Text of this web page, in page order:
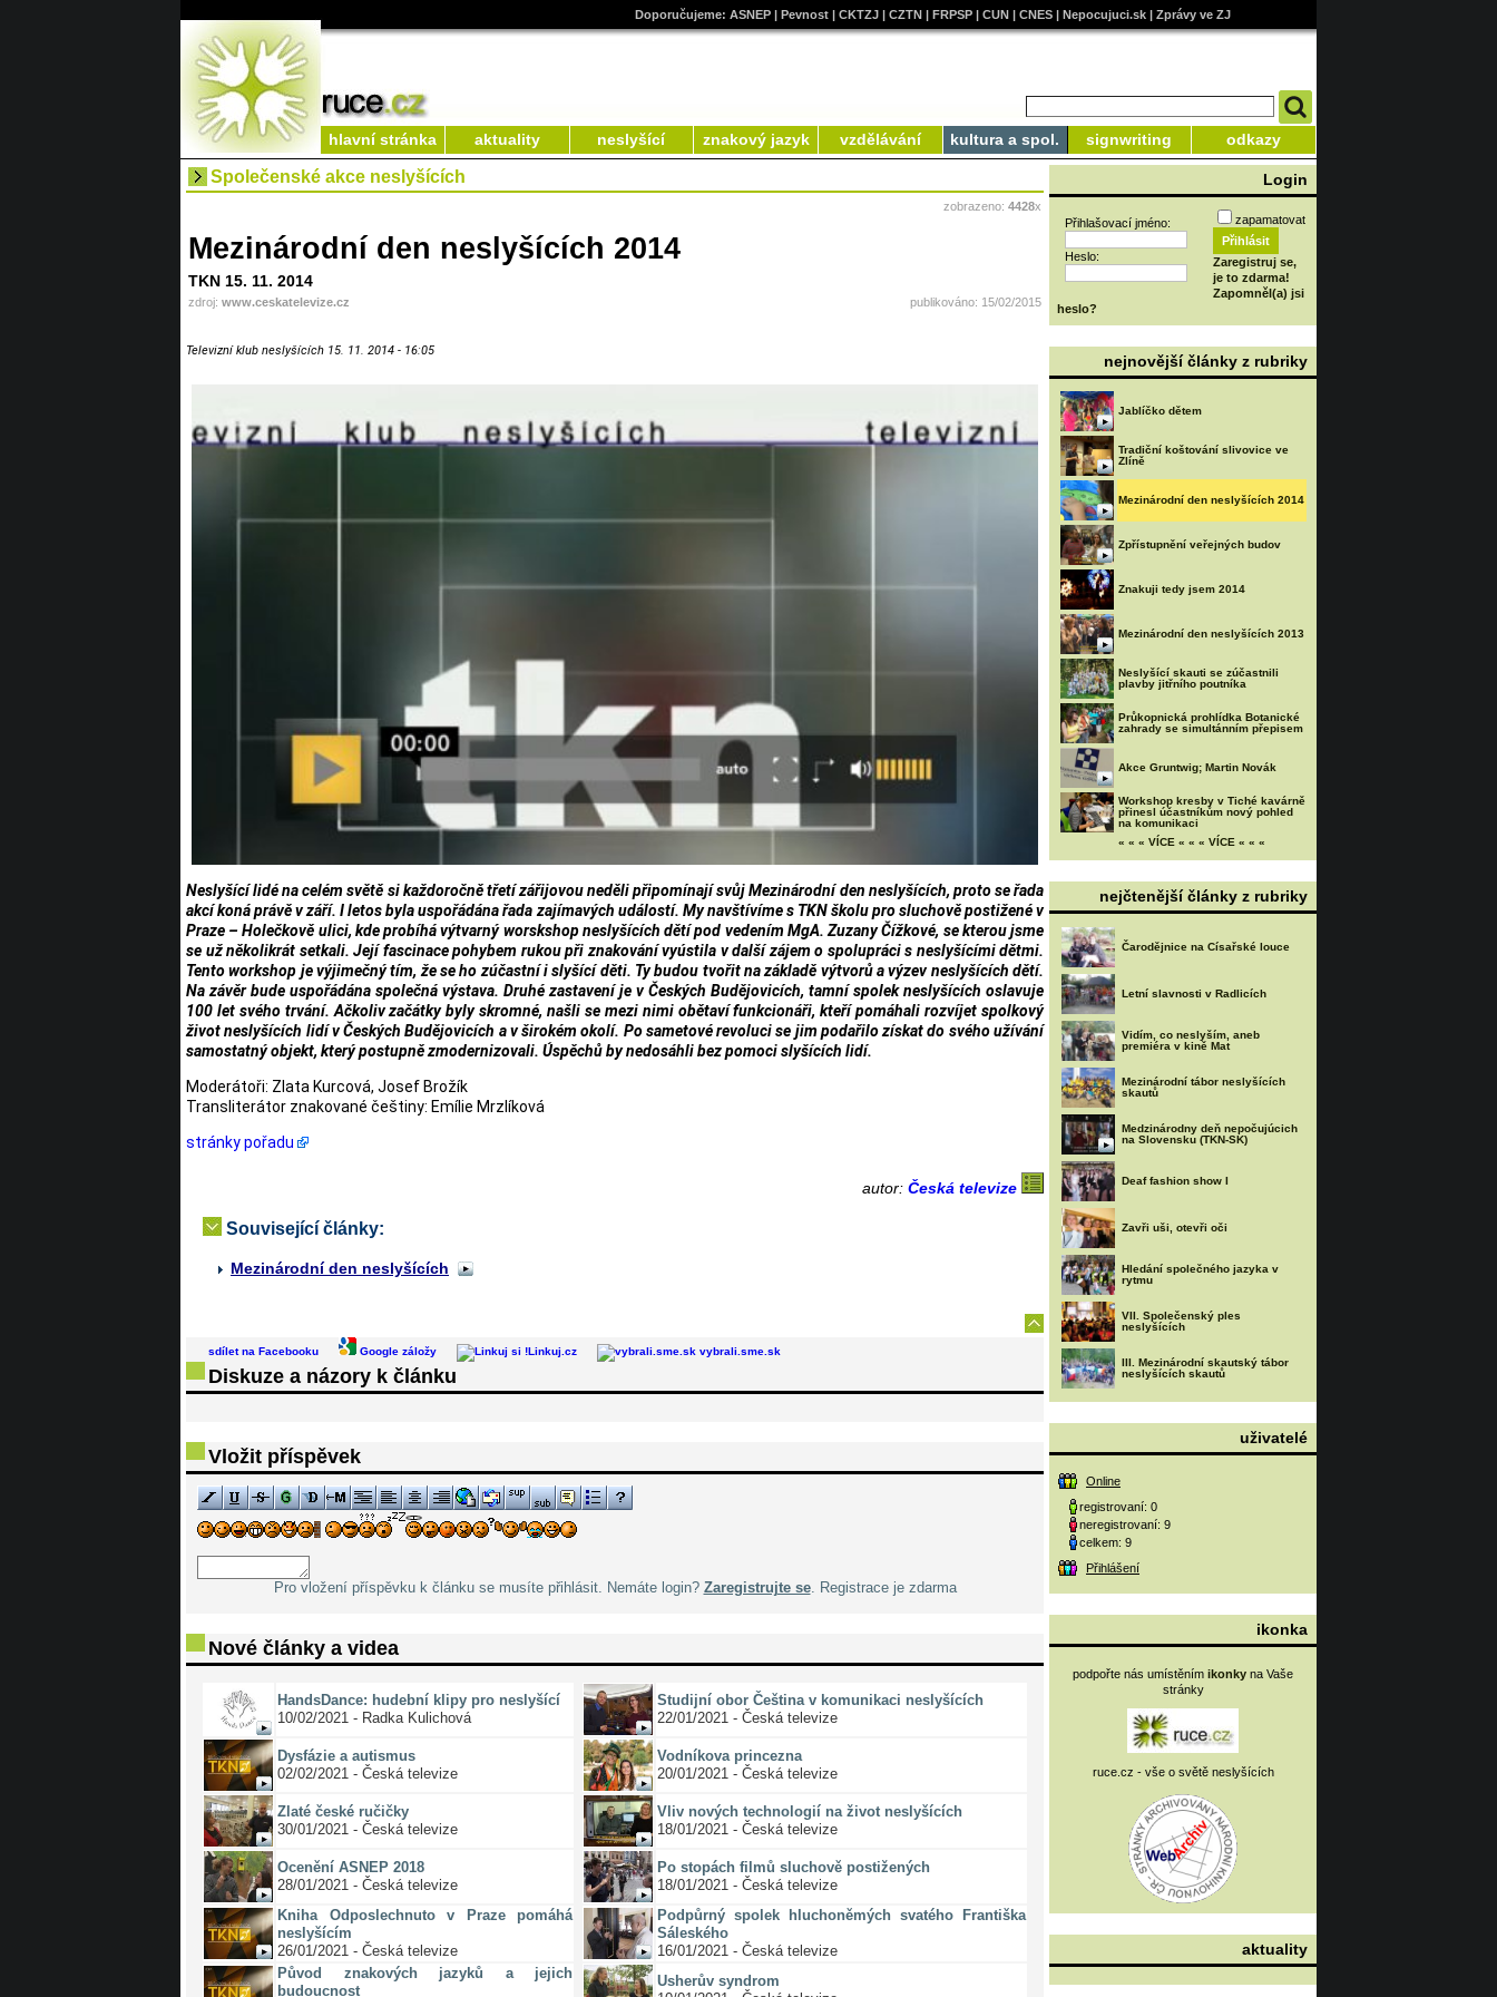
Doporučujeme: ASNEP| Pevnost| CKTZJ| CZTN| FRPSP| CUN| CNES| Nepocujuci.sk| Zprávy ve ZJ
hlavní stránka aktuality neslyšící znakový jazyk vzdělávání kultura a spol. signwriting odkazy
Společenské akce neslyšících
zobrazeno: 4428x
Mezinárodní den neslyšících 2014
TKN 15. 11. 2014
zdroj: www.ceskatelevize.cz publikováno: 15/02/2015
Televizní klub neslyšících 15. 11. 2014 - 16:05
Neslyšící lidé na celém světě si každoročně třetí zářijovou neděli připomínají svůj Mezinárodní den neslyšících, proto se řada
akcí koná právě v září. I letos byla uspořádána řada zajímavých událostí. My navštívíme s TKN školu pro sluchově postižené v
Praze – Holečkově ulici, kde probíhá výtvarný worskshop neslyšících dětí pod vedením MgA. Zuzany Čížkové, se kterou jsme
se už několikrát setkali. Její fascinace pohybem rukou při znakování vyústila v další zájem o spolupráci s neslyšícími dětmi.
Tento workshop je výjimečný tím, že se ho zúčastní i slyšící děti. Ty budou tvořit na základě výtvorů a výzev neslyšících dětí.
Na závěr bude uspořádána společná výstava. Druhé zastavení je v Českých Budějovicích, tamní spolek neslyšících oslavuje
100 let svého trvání. Ačkoliv začátky byly skromné, našli se mezi nimi obětaví funkcionáři, kteří pomáhali rozvíjet spolkový
život neslyšících lidí v Českých Budějovicích a v širokém okolí. Po sametové revoluci se jim podařilo získat do svého užívání
samostatný objekt, který postupně zmodernizovali. Úspěchů by nedosáhli bez pomoci slyšících lidí.
Moderátoři: Zlata Kurcová, Josef Brožík
Transliterátor znakované češtiny: Emílie Mrzlíková
stránky pořadu
autor: Česká televize
Související články:
Mezinárodní den neslyšících
sdílet na Facebooku Google záložy Linkuj.cz vybrali.sme.sk
Diskuze a názory k článku
Vložit příspěvek
Pro vložení příspěvku k článku se musíte přihlásit. Nemáte login? Zaregistrujte se. Registrace je zdarma
Nové články a videa
HandsDance: hudební klipy pro neslyšící
10/02/2021 - Radka Kulichová
Dysfázie a autismus
02/02/2021 - Česká televize
Zlaté české ručičky
30/01/2021 - Česká televize
Ocenění ASNEP 2018
28/01/2021 - Česká televize
Kniha Odposlechnuto v Praze pomáhá
neslyšícím
26/01/2021 - Česká televize
Původ znakových jazyků a jejich
budoucnost
Studijní obor Čeština v komunikaci neslyšících
22/01/2021 - Česká televize
Vodníkova princezna
20/01/2021 - Česká televize
Vliv nových technologií na život neslyšících
18/01/2021 - Česká televize
Po stopách filmů sluchově postižených
18/01/2021 - Česká televize
Podpůrný spolek hluchoněmých svatého Františka
Sáleského
16/01/2021 - Česká televize
Usherův syndrom
Login
Přihlašovací jméno:
Heslo:
zapamatovat
Zaregistruj se,
je to zdarma!
Zapomněl(a) jsi
heslo?
nejnovější články z rubriky
Jablíčko dětem
Tradiční koštování slivovice ve
Zlíně
Mezinárodní den neslyšících 2014
Zpřístupnění veřejných budov
Znakuji tedy jsem 2014
Mezinárodní den neslyšících 2013
Neslyšící skauti se zúčastnili
plavby jitřního poutníka
Průkopnická prohlídka Botanické
zahrady se simultánním přepisem
Akce Gruntwig; Martin Novák
Workshop kresby v Tiché kavárně
přinesl účastníkům nový pohled
na komunikaci
« « « VÍCE « « « VÍCE « « «
nejčtenější články z rubriky
Čarodějnice na Císařské louce
Letní slavnosti v Radlicích
Vidím, co neslyším, aneb
premiéra v kině Mat
Mezinárodní tábor neslyšících
skautů
Medzinárodny deň nepočujúcich
na Slovensku (TKN-SK)
Deaf fashion show I
Zavři uši, otevři oči
Hledání společného jazyka v
rytmu
VII. Společenský ples
neslyšících
III. Mezinárodní skautský tábor
neslyšících skautů
uživatelé
Online
registrovaní: 0
neregistrovaní: 9
celkem: 9
Přihlášení
ikonka
podpořte nás umístěním ikonky na Vaše
stránky
ruce.cz - vše o světě neslyšících
aktuality